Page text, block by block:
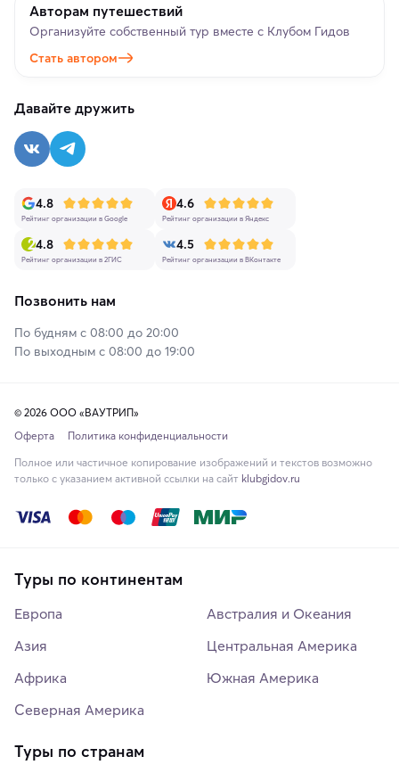
Авторам путешествий
Организуйте собственный тур вместе с Клубом Гидов
Стать автором
Давайте дружить
4.8
Рейтинг организации в Google
4.6
Рейтинг организации в Яндекс
4.8
Рейтинг организации в 2ГИС
4.5
Рейтинг организации в ВКонтакте
Позвонить нам
По будням с 08:00 до 20:00
По выходным с 08:00 до 19:00
© 2026 ООО «ВАУТРИП»
Оферта
Политика конфиденциальности
Полное или частичное копирование изображений и текстов возможно
только с указанием активной ссылки на сайт klubgidov.ru
Туры по континентам
Европа
Азия
Африка
Северная Америка
Австралия и Океания
Центральная Америка
Южная Америка
Туры по странам